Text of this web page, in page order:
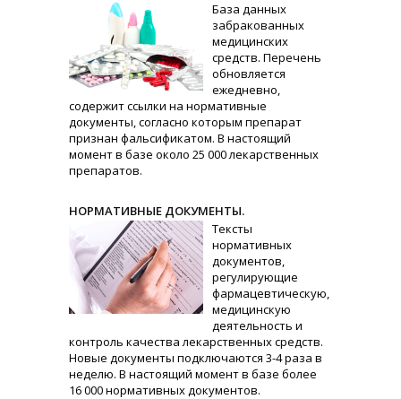
База данных
забракованных
медицинских
средств. Перечень
обновляется
ежедневно,
содержит ссылки на нормативные
документы, согласно которым препарат
признан фальсификатом. В настоящий
момент в базе около 25 000 лекарственных
препаратов.
НОРМАТИВНЫЕ ДОКУМЕНТЫ.
Тексты
нормативных
документов,
регулирующие
фармацевтическую,
медицинскую
деятельность и
контроль качества лекарственных средств.
Новые документы подключаются 3-4 раза в
неделю. В настоящий момент в базе более
16 000 нормативных документов.